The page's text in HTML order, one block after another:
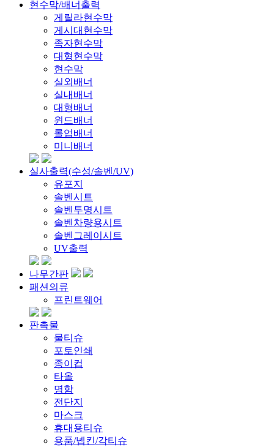
현수막/배너출력
게릴라현수막
게시대현수막
족자현수막
대형현수막
현수막
실외배너
실내배너
대형배너
윈드배너
롤업배너
미니배너
실사출력(수성/솔벤/UV)
유포지
솔벤시트
솔벤투명시트
솔벤차량용시트
솔벤그레이시트
UV출력
나무간판
패션의류
프린트웨어
판촉물
물티슈
포토인쇄
종이컵
타올
명함
전단지
마스크
휴대용티슈
용품/넵킨/각티슈